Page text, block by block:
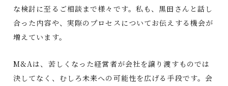
な検討に至るご相談まで様々です。私も、黒田さんと話し
合った内容や、実際のプロセスについてお伝えする機会が
増えています。
M&Aは、苦しくなった経営者が会社を譲り渡すものでは
決してなく、むしろ未来への可能性を広げる手段です。会